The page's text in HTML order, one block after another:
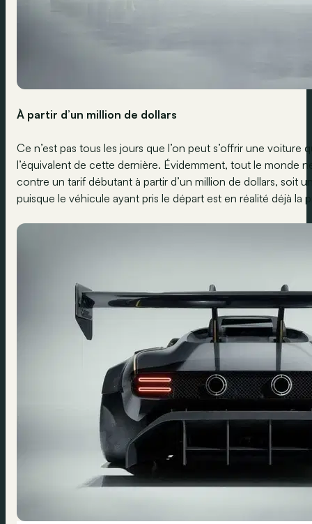
À partir d’un million de dollars
Ce n’est pas tous les jours que l’on peut s’offrir une
l’équivalent de cette dernière. Évidemment, tout le monde
contre un tarif débutant à partir d’un million de dollars, soit
puisque le véhicule ayant pris le départ est en réalité déjà la